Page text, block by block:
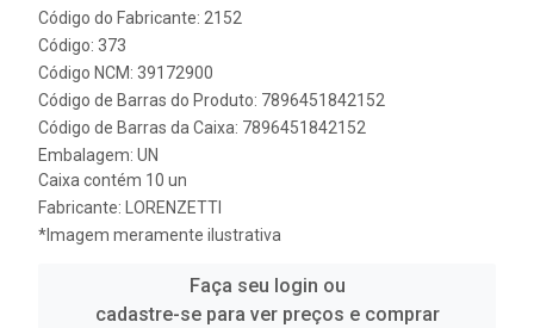
Código do Fabricante: 2152
Código: 373
Código NCM: 39172900
Código de Barras do Produto: 7896451842152
Código de Barras da Caixa: 7896451842152
Embalagem: UN
Caixa contém 10 un
Fabricante:
LORENZETTI
*Imagem meramente ilustrativa
Faça seu login ou
cadastre-se para ver preços e comprar